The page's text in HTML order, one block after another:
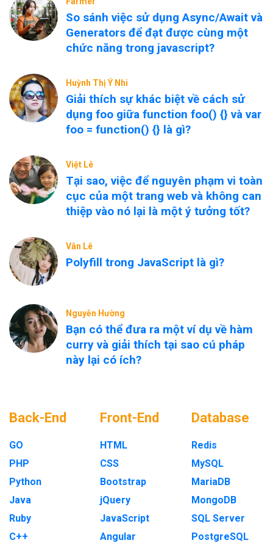
So sánh việc sử dụng Async/Await và
Generators để đạt được cùng một
chức năng trong javascript?
Huỳnh Thị Ý Nhi
Giải thích sự khác biệt về cách sử
dụng foo giữa function foo() {} và var
foo = function() {} là gì?
Việt Lê
Tại sao, việc để nguyên phạm vi toàn
cục của một trang web và không can
thiệp vào nó lại là một ý tưởng tốt?
Vân Lê
Polyfill trong JavaScript là gì?
Nguyễn Hường
Bạn có thể đưa ra một ví dụ về hàm
curry và giải thích tại sao cú pháp
này lại có ích?
Back-End
GO
PHP
Python
Java
Ruby
C++
Front-End
HTML
CSS
Bootstrap
jQuery
JavaScript
Angular
Database
Redis
MySQL
MariaDB
MongoDB
SQL Server
PostgreSQL